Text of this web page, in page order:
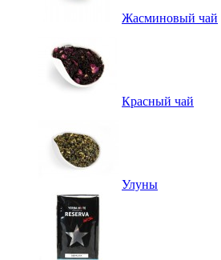
Жасминовый чай
Красный чай
Улуны